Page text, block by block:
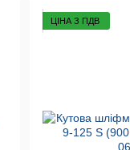
ЦІНА З ПДВ